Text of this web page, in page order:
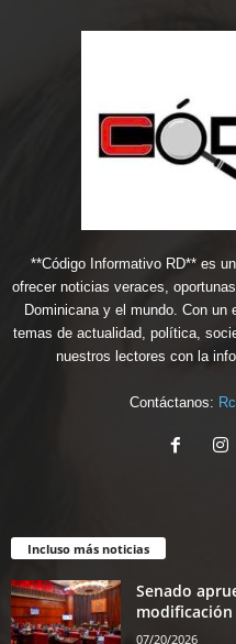
**Código Informativo RD** es
ofrecer noticias veraces,
Dominicana y el mundo. Con un
temas de actualidad, política,
nuestros lectores con la
Contáctanos:
Incluso más noticias
Senado
modificación
07/20/2026